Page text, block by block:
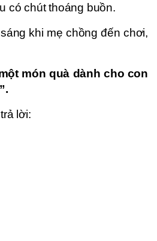
có chút thoáng buồn.
khi mẹ chồng đến chơi,
món quà dành cho con
lời: